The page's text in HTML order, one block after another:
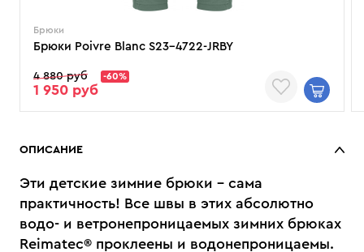
Брюки
Брюки Poivre Blanc S23-4722-JRBY
4 880 руб -60%
1 950 руб
ОПИСАНИЕ
Эти детские зимние брюки – сама
практичность! Все швы в этих абсолютно
водо- и ветронепроницаемых зимних брюках
Reimatec® проклеены и водонепроницаемы.